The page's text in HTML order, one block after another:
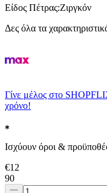
Είδος Πέτρας:Ζιργκόν
Δες όλα τα
Γίνε μέλος στο
χρόνο!
Ισχύουν όροι &
€12
90